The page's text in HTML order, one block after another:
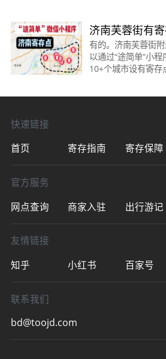
灯公园附近，
济南芙蓉街有
吗？位置和收
有的。济南芙蓉街
以通过“途简单”小
10+个城市设有寄存
快速链接
首页
寄存指南 寄存保障
官方服务
网点查询
商家入驻 出行游记
友情链接
知乎
小红书 百家号
联系我们
bd@toojd.com